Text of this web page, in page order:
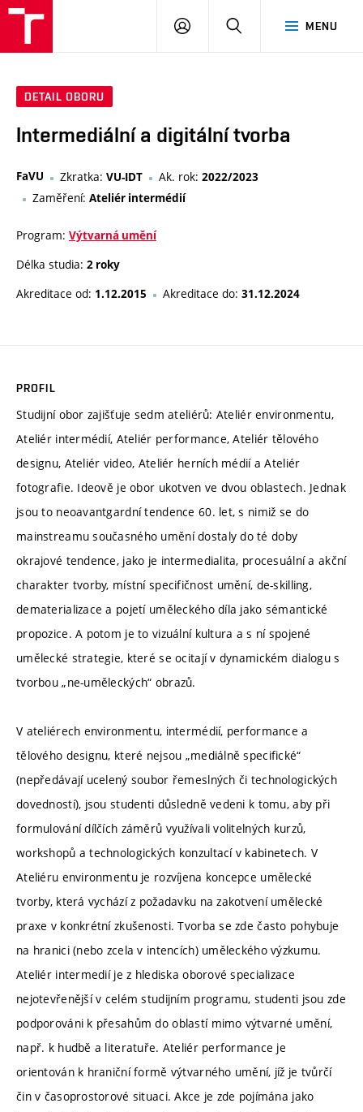
MENU
PŘIHLÁSIT
DETAIL OBORU
Intermediální a digitální tvorba
FaVU Zkratka: VU-IDT Ak. rok: 2022/2023
Zaměření: Ateliér intermédií
Program: Výtvarná umění
Délka studia: 2 roky
Akreditace od: 1.12.2015 Akreditace do: 31.12.2024
PROFIL
Studijní obor zajišťuje sedm ateliérů: Ateliér environmentu,
Ateliér intermédií, Ateliér performance, Ateliér tělového
designu, Ateliér video, Ateliér herních médií a Ateliér
fotografie. Ideově je obor ukotven ve dvou oblastech. Jednak
jsou to neoavantgardní tendence 60. let, s nimiž se do
mainstreamu současného umění dostaly do té doby
okrajové tendence, jako je intermedialita, procesuální a akční
charakter tvorby, místní specifičnost umění, de-skilling,
dematerializace a pojetí uměleckého díla jako sémantické
propozice. A potom je to vizuální kultura a s ní spojené
umělecké strategie, které se ocitají v dynamickém dialogu s
tvorbou „ne-uměleckých“ obrazů.
V ateliérech environmentu, intermédií, performance a
tělového designu, které nejsou „mediálně specifické“
(nepředávají ucelený soubor řemeslných či technologických
dovedností), jsou studenti důsledně vedeni k tomu, aby při
formulování dílčích záměrů využívali volitelných kurzů,
workshopů a technologických konzultací v kabinetech. V
Ateliéru environmentu je rozvíjena koncepce umělecké
tvorby, která vychází z požadavku na zakotvení umělecké
praxe v konkrétní zkušenosti. Tvorba se zde často pohybuje
na hranici (nebo zcela v intencích) uměleckého výzkumu.
Ateliér intermedií je z hlediska oborové specializace
nejotevřenější v celém studijním programu, studenti jsou zde
podporováni k přesahům do oblastí mimo výtvarné umění,
např. k hudbě a literatuře. Ateliér performance je
orientován k hraniční formě výtvarného umění, jíž je tvůrčí
čin v časoprostorové situaci. Akce je zde pojímána jako